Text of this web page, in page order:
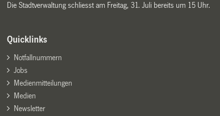
Die Stadtverwaltung schliesst am Freitag, 31. Juli bereits um 15 Uhr.
Quicklinks
Notfallnummern
Jobs
Medienmitteilungen
Medien
Newsletter